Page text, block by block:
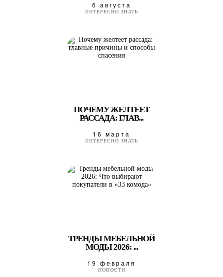
6 августа
ИНТЕРЕСНО ЗНАТЬ
ПОЧЕМУ ЖЕЛТЕЕТ
РАССАДА: ГЛАВ...
16 марта
ИНТЕРЕСНО ЗНАТЬ
ТРЕНДЫ МЕБЕЛЬНОЙ
МОДЫ 2026: ...
19 февраля
НОВОСТИ